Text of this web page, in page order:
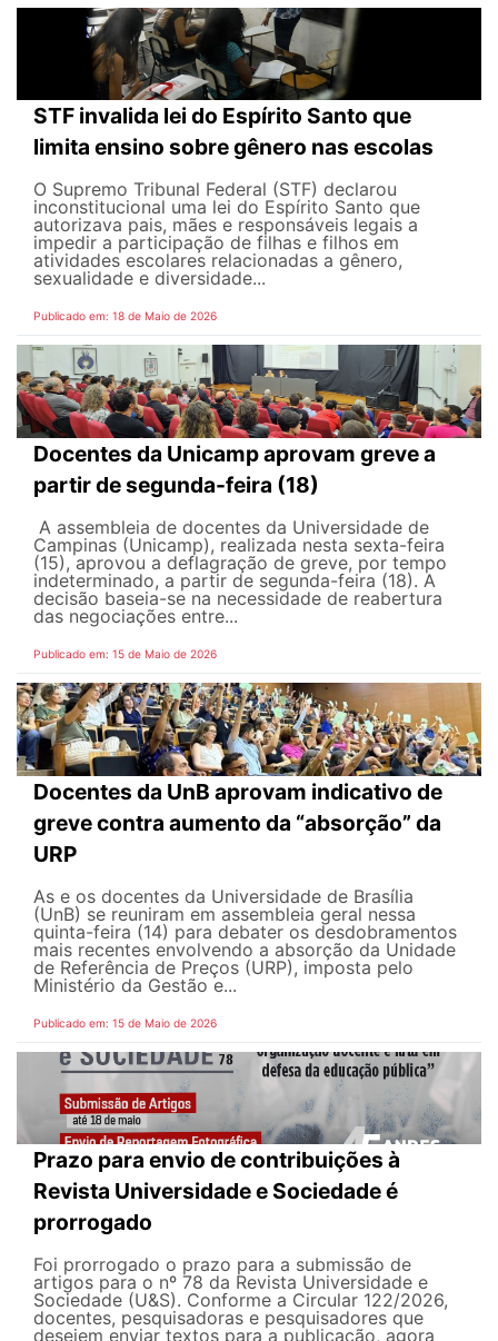
STF invalida lei do Espírito Santo que
limita ensino sobre gênero nas escolas
O Supremo Tribunal Federal (STF) declarou
inconstitucional uma lei do Espírito Santo que
autorizava pais, mães e responsáveis legais ​​a
impedir a participação de filhas e filhos em
atividades escolares relacionadas a gênero,
sexualidade e diversidade...
Publicado em: 18 de Maio de 2026
Docentes da Unicamp aprovam greve a
partir de segunda-feira (18)
A assembleia de docentes da Universidade de
Campinas (Unicamp), realizada nesta sexta-feira
(15), aprovou a deflagração de greve, por tempo
indeterminado, a partir de segunda-feira (18). A
decisão baseia-se na necessidade de reabertura
das negociações entre...
Publicado em: 15 de Maio de 2026
Docentes da UnB aprovam indicativo de
greve contra aumento da “absorção” da
URP
As e os docentes da Universidade de Brasília
(UnB) se reuniram em assembleia geral nessa
quinta-feira (14) para debater os desdobramentos
mais recentes envolvendo a absorção da Unidade
de Referência de Preços (URP), imposta pelo
Ministério da Gestão e...
Publicado em: 15 de Maio de 2026
Prazo para envio de contribuições à
Revista Universidade e Sociedade é
prorrogado
Foi prorrogado o prazo para a submissão de
artigos para o nº 78 da Revista Universidade e
Sociedade (U&S). Conforme a Circular 122/2026,
docentes, pesquisadoras e pesquisadores que
desejem enviar textos para a publicação, agora